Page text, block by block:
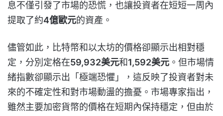
息不僅引發了市場的恐慌，也讓投資者在短短一周內
提取了約4億歐元的資產。
儘管如此，比特幣和以太坊的價格卻顯示出相對穩
定，分別定格在59,932美元和1,592美元 。但市場情
緒指數卻顯示出「極端恐懼」，這反映了投資者對未
來的不確定性和對市場動盪的擔憂。市場專家指出，
雖然主要加密貨幣的價格在短期內保持穩定，但由於